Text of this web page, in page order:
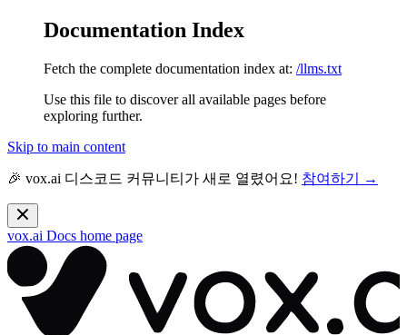
Documentation Index
Fetch the complete documentation index at: /llms.txt
Use this file to discover all available pages before
exploring further.
Skip to main content
🎉 vox.ai 디스코드 커뮤니티가 새로 열렸어요! 참여하기 →
vox.ai Docs home page